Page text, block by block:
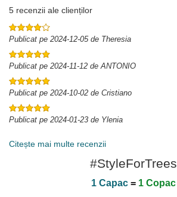
5 recenzii ale clienților
Publicat pe 2024-12-05 de Theresia
Publicat pe 2024-11-12 de ANTONIO
Publicat pe 2024-10-02 de Cristiano
Publicat pe 2024-01-23 de Ylenia
Citește mai multe recenzii
#StyleForTrees
1 Capac = 1 Copac